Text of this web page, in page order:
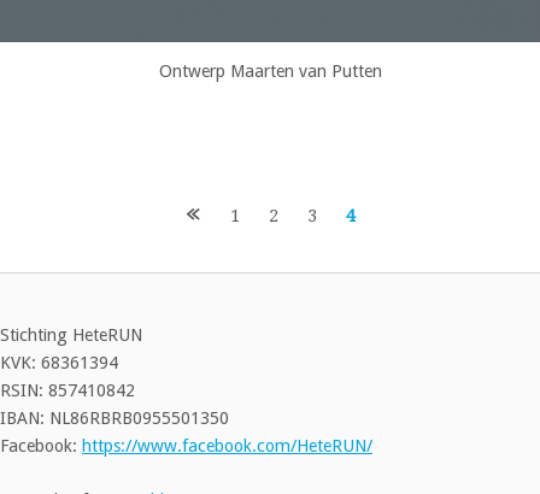
Ontwerp Maarten van Putten
navigatie
1 2 3 4
Stichting HeteRUN
KVK: 68361394
RSIN: 857410842
IBAN: NL86RBRB0955501350
Facebook: https://www.facebook.com/HeteRUN/